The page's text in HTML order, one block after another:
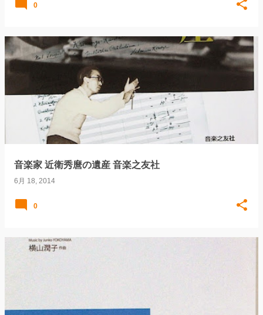
0
音楽家 近衛秀麿の遺産 音楽之友社
6月 18, 2014
0